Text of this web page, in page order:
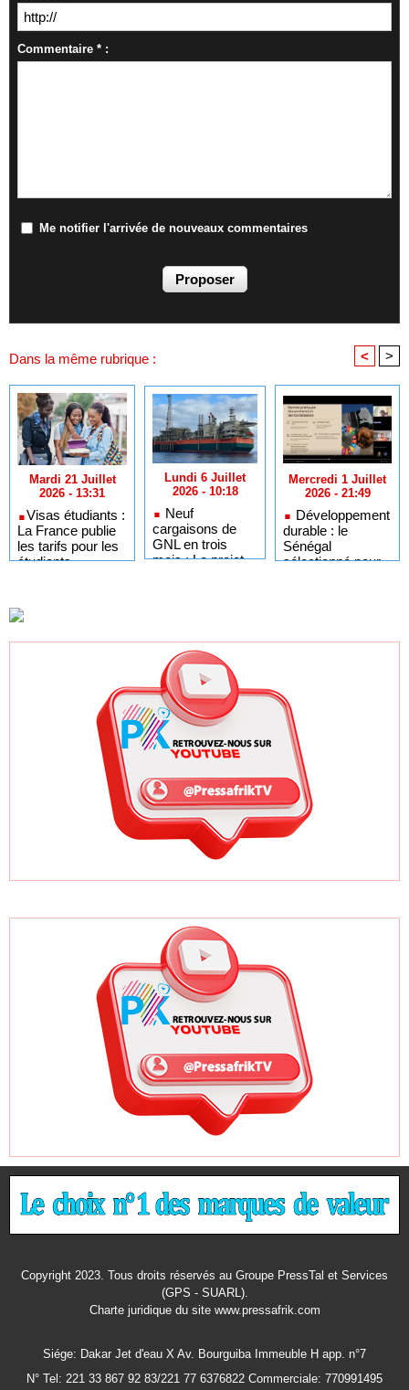
Commentaire * :
Me notifier l'arrivée de nouveaux commentaires
Dans la même rubrique : < >
Mardi 21 Juillet
2026 - 13:31
​Visas étudiants :
La France publie
les tarifs pour les
étudiants
africains
Lundi 6 Juillet
2026 - 10:18
Neuf
cargaisons de
GNL en trois
mois : Le projet
Mercredi 1 Juillet
2026 - 21:49
Développement
durable : le
Sénégal
sélectionné pour
ODD
Copyright 2023. Tous droits réservés au Groupe PressTal et Services
(GPS - SUARL).
Charte juridiquedu site www.pressafrik.com
Siége: Dakar Jet d'eau X Av. Bourguiba Immeuble H app. n°7
N° Tel: 221 33 867 92 83/221 77 6376822 Commerciale: 770991495